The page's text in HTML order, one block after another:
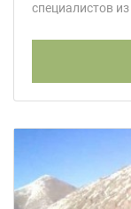
специалистов